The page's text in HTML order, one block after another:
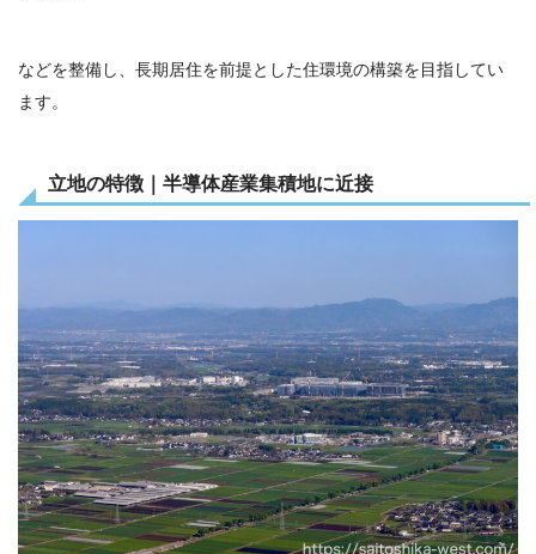
などを整備し、長期居住を前提とした住環境の構築を目指してい
ます。
立地の特徴｜半導体産業集積地に近接